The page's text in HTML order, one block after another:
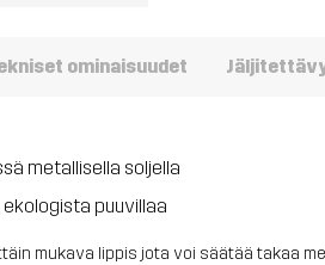
ominaisuudet
metallisella soljella
puuvillaa
mukava lippis jota voi säätää takaa